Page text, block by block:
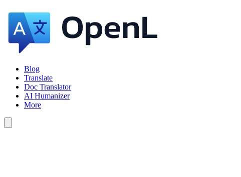
Blog
Translate
Doc Translator
AI Humanizer
More